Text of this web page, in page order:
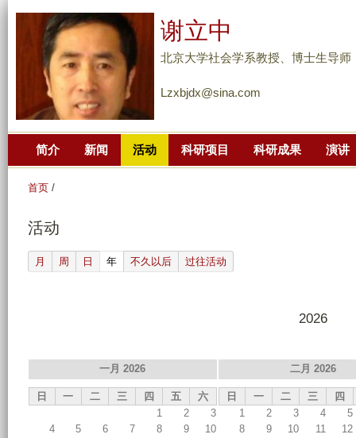
到
主
要
谢立中
北京大学社会学系教授、博士生导师
Lzxbjdx@sina.com
简介 新闻 活动 科研项目 科研成果 演讲
首页 /
活动
月 周 日 年(active tab)
不久以后 过往活动
2026
一月 2026
日 一 二 三 四 五
六
1
2
3
4
5 6 7 8 9
10
二月 2026
日 一 二 三
四
1
2 3 4
5
8
9 10 11
12